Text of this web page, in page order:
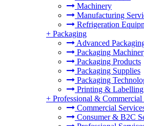
Machinery
Manufacturing
Refrigeration
+ Packaging
Advanced
Packaging
Packaging Products
Packaging Supplies
Packaging
Printing & Labelling
+ Professional & Commercial
Commercial
Consumer & B2C